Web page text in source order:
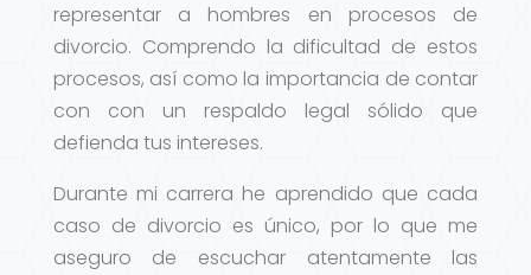
representar a hombres en procesos de
divorcio. Comprendo la dificultad de estos
procesos, así como la importancia de contar
con con un respaldo legal sólido que
defienda tus intereses.
Durante mi carrera he aprendido que cada
caso de divorcio es único, por lo que me
aseguro de escuchar atentamente las